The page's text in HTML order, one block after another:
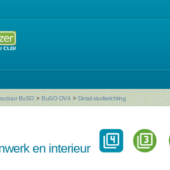
BuSO > BuSO OV4 > Detail studierichting
en interieur